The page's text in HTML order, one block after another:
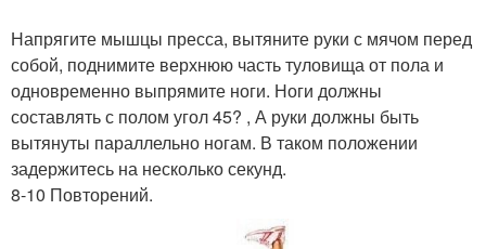
Напрягите мышцы пресса, вытяните руки с мячом перед
собой, поднимите верхнюю часть туловища от пола и
одновременно выпрямите ноги. Ноги должны
составлять с полом угол 45? , А руки должны быть
вытянуты параллельно ногам. В таком положении
задержитесь на несколько секунд.
8-10 Повторений.